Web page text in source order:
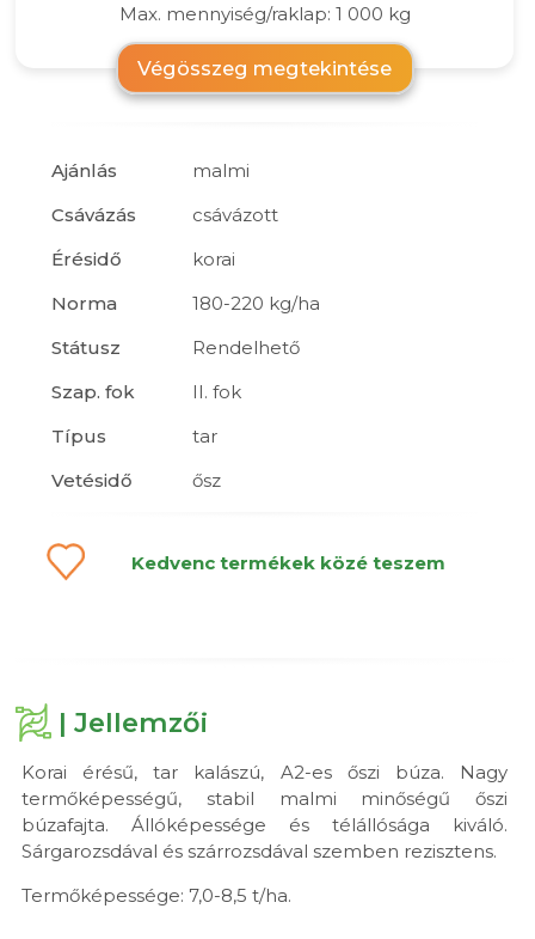
Max. mennyiség/raklap: 1 000 kg
Végösszeg megtekintése
Ajánlás
malmi
Csávázás
csávázott
Érésidő
korai
Norma
180-220 kg/ha
Státusz
Rendelhető
Szap. fok
II. fok
Típus
tar
Vetésidő
ősz
Kedvenc termékek közé teszem
| Jellemzői
Korai érésű, tar kalászú, A2-es őszi búza. Nagy
termőképességű, stabil malmi minőségű őszi
búzafajta. Állóképessége és télállósága kiváló.
Sárgarozsdával és szárrozsdával szemben rezisztens.
Termőképessége: 7,0-8,5 t/ha.